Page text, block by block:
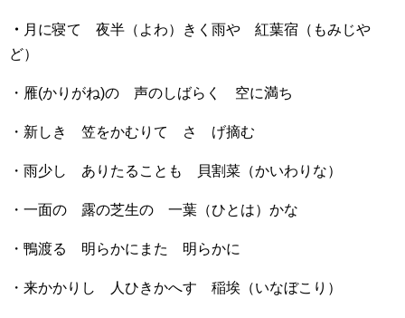
・ 月に寝て 夜半（よわ）きく雨や 紅葉宿（もみじや
ど）
・雁(かりがね)の 声のしばらく 空に満ち
・新しき 笠をかむりて さゝげ摘む
・雨少し ありたることも 貝割菜（かいわりな）
・一面の 露の芝生の 一葉（ひとは）かな
・鴨渡る 明らかにまた 明らかに
・来かかりし 人ひきかへす 稲埃（いなぼこり）